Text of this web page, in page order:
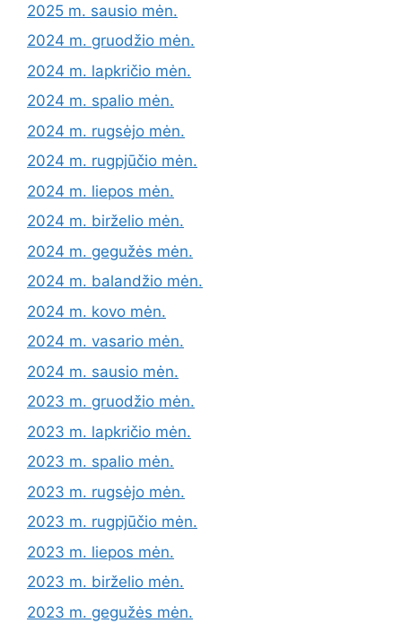
2025 m. sausio mėn.
2024 m. gruodžio mėn.
2024 m. lapkričio mėn.
2024 m. spalio mėn.
2024 m. rugsėjo mėn.
2024 m. rugpjūčio mėn.
2024 m. liepos mėn.
2024 m. birželio mėn.
2024 m. gegužės mėn.
2024 m. balandžio mėn.
2024 m. kovo mėn.
2024 m. vasario mėn.
2024 m. sausio mėn.
2023 m. gruodžio mėn.
2023 m. lapkričio mėn.
2023 m. spalio mėn.
2023 m. rugsėjo mėn.
2023 m. rugpjūčio mėn.
2023 m. liepos mėn.
2023 m. birželio mėn.
2023 m. gegužės mėn.